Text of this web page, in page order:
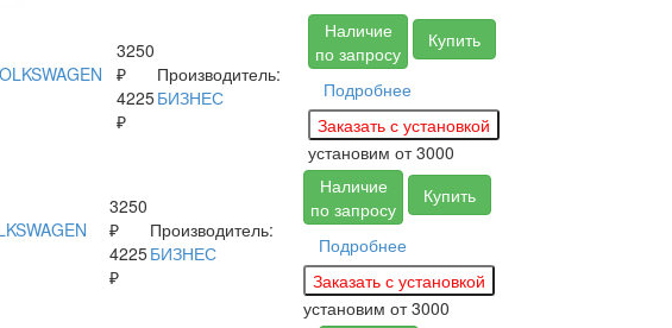
3250
₽
4225
₽
Производитель:
БИЗНЕС
Наличие
по запросу
Купить
Подробнее
установим от 3000
3250
₽
4225
₽
Производитель:
БИЗНЕС
Наличие
по запросу
Купить
Подробнее
установим от 3000